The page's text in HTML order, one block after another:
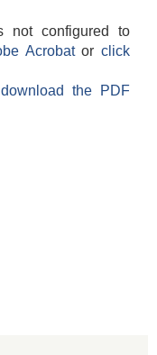
not configured to
Acrobatorclick
the PDF